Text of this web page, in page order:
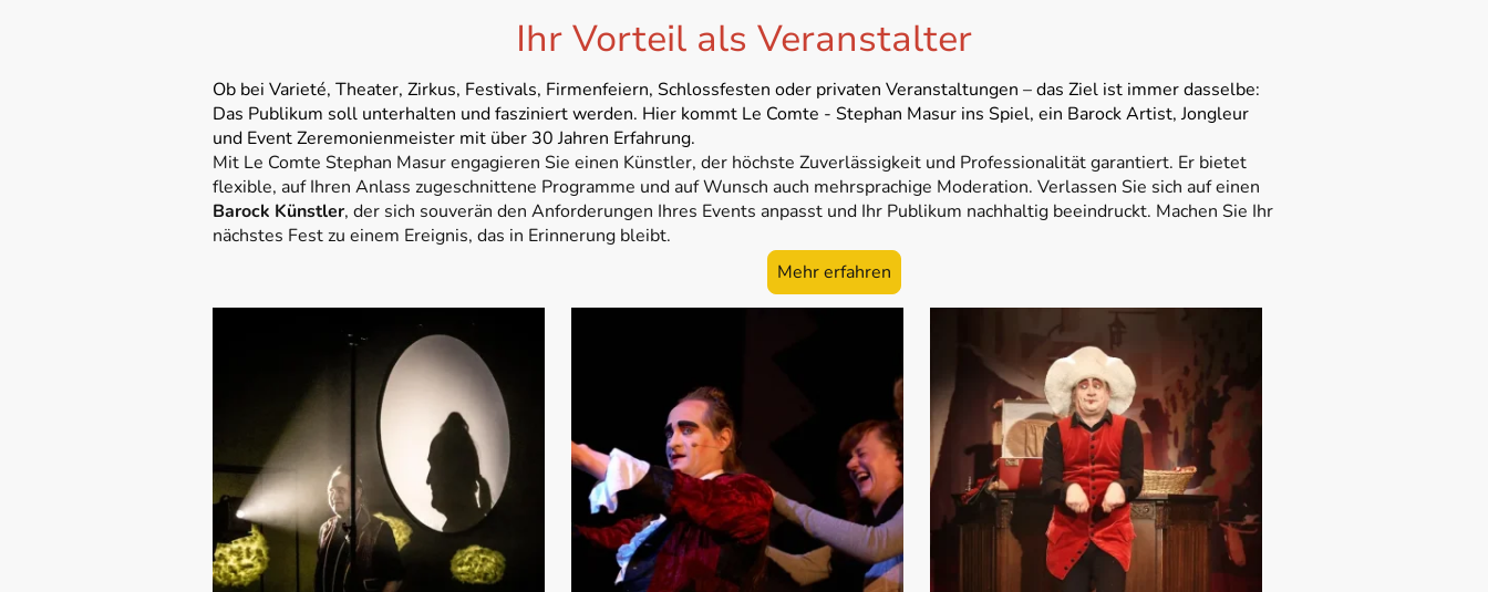
Ihr Vorteil als Veranstalter
Ob bei Varieté, Theater, Zirkus, Festivals, Firmenfeiern, Schlossfesten oder privaten Veranstaltungen – das Ziel ist immer dasselbe:
Das Publikum soll unterhalten und fasziniert werden. Hier kommt Le Comte - Stephan Masur ins Spiel, ein Barock Artist, Jongleur
und Event Zeremonienmeister mit über 30 Jahren Erfahrung.
Mit Le Comte Stephan Masur engagieren Sie einen Künstler, der höchste Zuverlässigkeit und Professionalität garantiert. Er bietet
flexible, auf Ihren Anlass zugeschnittene Programme und auf Wunsch auch mehrsprachige Moderation. Verlassen Sie sich auf einen
Barock Künstler, der sich souverän den Anforderungen Ihres Events anpasst und Ihr Publikum nachhaltig beeindruckt. Machen Sie Ihr
nächstes Fest zu einem Ereignis, das in Erinnerung bleibt.
Mehr erfahren